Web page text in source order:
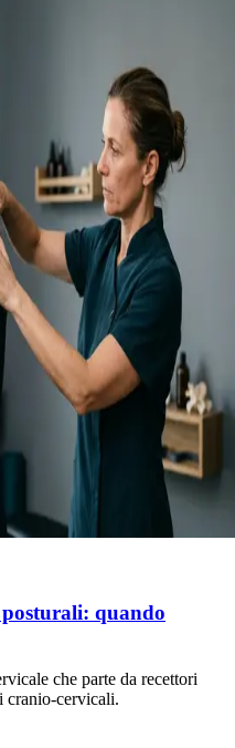
posturali: quando
che parte da recettori
cranio-cervicali.